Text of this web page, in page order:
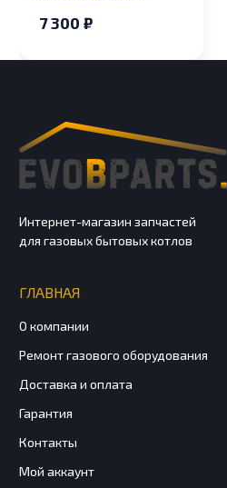
7 300 ₽
Интернет-магазин запчастей
для газовых бытовых котлов
ГЛАВНАЯ
О компании
Ремонт газового оборудования
Доставка и оплата
Гарантия
Контакты
Мой аккаунт